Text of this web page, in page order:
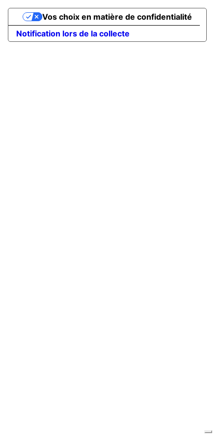
Notification lors de la collecte
Vos choix en matière de confidentialité